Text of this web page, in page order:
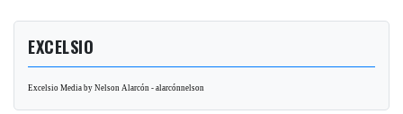
EXCELSIO
Excelsio Media by Nelson Alarcón - alarcónnelson